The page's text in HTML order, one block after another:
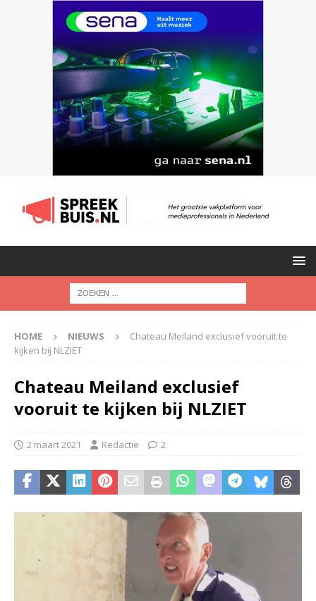
HOME NIEUWS
Chateau Meiland exclusief vooruit te
kijken bij NLZIET
Chateau Meiland exclusief
vooruit te kijken bij NLZIET
2 maart 2021 Redactie 2